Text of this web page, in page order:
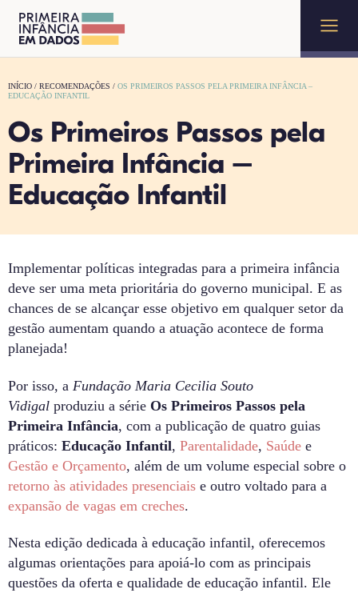
INÍCIO / RECOMENDAÇÕES / OS PRIMEIROS PASSOS PELA PRIMEIRA INFÂNCIA –
EDUCAÇÃO INFANTIL
Os Primeiros Passos pela
Primeira Infância –
Educação Infantil
Implementar políticas integradas para a primeira infância
deve ser uma meta prioritária do governo municipal. E as
chances de se alcançar esse objetivo em qualquer setor da
gestão aumentam quando a atuação acontece de forma
planejada!
Por isso, a Fundação Maria Cecilia Souto
Vidigal produziu a série Os Primeiros Passos pela
Primeira Infância, com a publicação de quatro guias
práticos: Educação Infantil, Parentalidade, Saúde e
Gestão e Orçamento, além de um volume especial sobre o
retorno às atividades presenciais e outro voltado para a
expansão de vagas em creches.
Nesta edição dedicada à educação infantil, oferecemos
algumas orientações para apoiá-lo com as principais
questões da oferta e qualidade de educação infantil. Ele